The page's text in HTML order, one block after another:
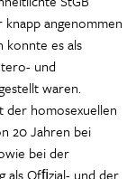
angenommen
konnte es als
und
waren.
der homosexuellen
20 Jahren bei
bei der
als Ofﬁzial- und der